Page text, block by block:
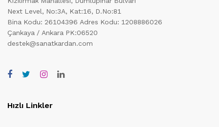
Next Level, No:3A, Kat:16, D.No:81
Bina Kodu: 26104396 Adres Kodu: 1208886026
Çankaya / Ankara PK:06520
destek@sanatkardan.com
Hızlı Linkler